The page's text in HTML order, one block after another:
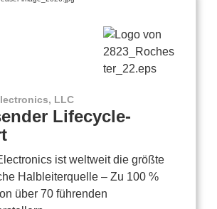
LLC
Lifecycle-
ist weltweit die größte
Halbleiterquelle – Zu 100 %
über 70 führenden